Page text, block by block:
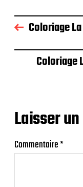
Coloriage
Coloriage
Laisser
Commentaire*